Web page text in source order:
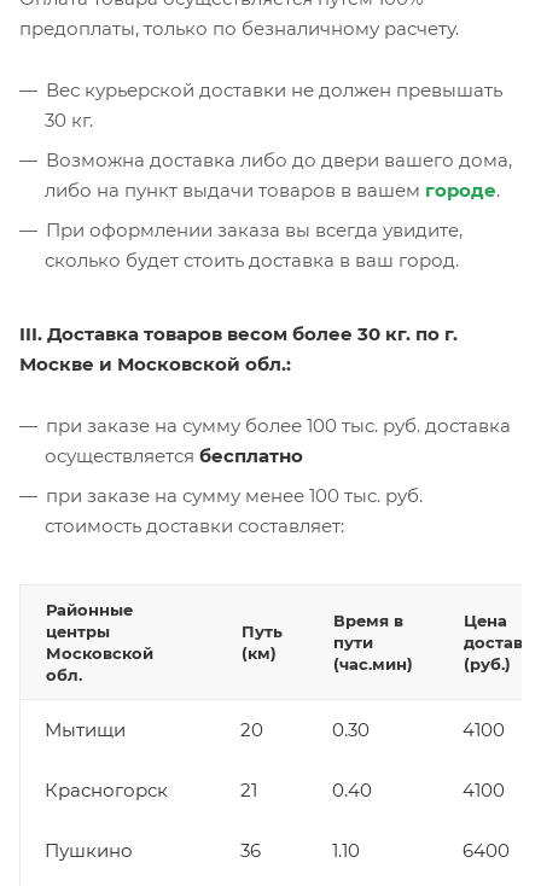
предоплаты, только по безналичному расчету.
Вес курьерской доставки не должен превышать
30 кг.
Возможна доставка либо до двери вашего дома,
либо на пункт выдачи товаров в вашем городе.
При оформлении заказа вы всегда увидите,
сколько будет стоить доставка в ваш город.
III. Доставка товаров весом более 30 кг. по г.
Москве и Московской обл.:
при заказе на сумму более 100 тыс. руб. доставка
осуществляется бесплатно
при заказе на сумму менее 100 тыс. руб.
стоимость доставки составляет:
Районные
центры
Московской
обл.
Путь
(км)
Время в
пути
(час.мин)
Цена
(руб.)
Мытищи 20 0.30 4100
Красногорск 21 0.40 4100
Пушкино 36 1.10 6400